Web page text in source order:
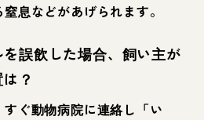
息などがあげられます。
誤飲した場合、飼い主が
？
ぐ動物病院に連絡し「い